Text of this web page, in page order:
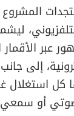
عبر
إلى
كل
أو